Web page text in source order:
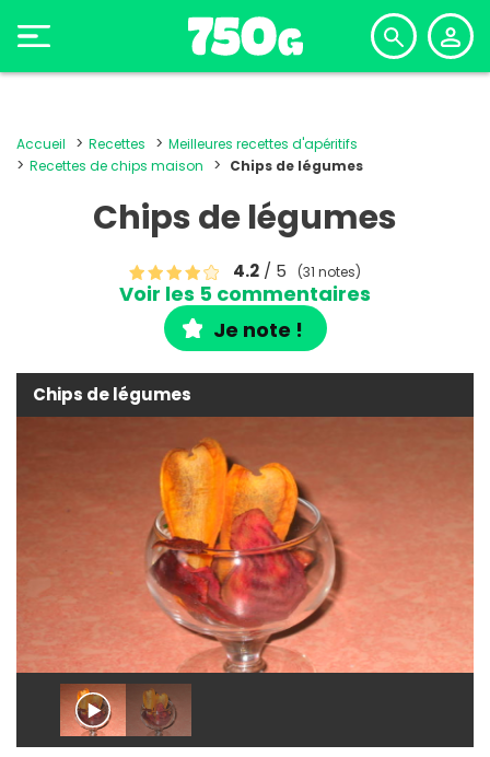
Accueil Recettes
Meilleures recettes d'apéritifs
Recettes de chips maison
Chips de légumes
Chips de légumes
4.2 / 5 (31 notes)
Voir les 5 commentaires
Je note !
Chips de légumes